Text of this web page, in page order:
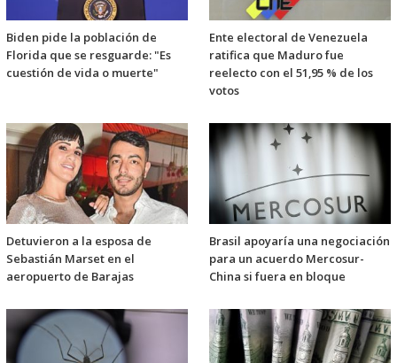
Biden pide la población de
Florida que se resguarde: "Es
cuestión de vida o muerte"
Ente electoral de Venezuela
ratifica que Maduro fue
reelecto con el 51,95 % de los
votos
Detuvieron a la esposa de
Sebastián Marset en el
aeropuerto de Barajas
Brasil apoyaría una negociación
para un acuerdo Mercosur-
China si fuera en bloque